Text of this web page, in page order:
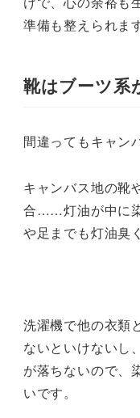
準備も整えられます
靴はブーツ系
間違ってもキャン
キャンバス地の靴
合……灯油が中に
や足までも灯油臭
洗濯機で他の衣類
ないといけないし
が落ちないので、
いです。